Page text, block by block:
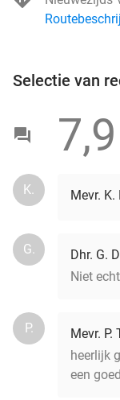
Selectie van
7,9
K. Mevr. K.
G.
Dhr. G.
Niet
P.
Mevr. P.
heerlijk
een